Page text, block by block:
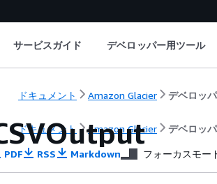
サービスガイド デベロッパー用ツール
ドキュメント Amazon Glacier デベロッ
ドキュメント Amazon Glacier デベロッ
PDF RSS Markdown フォーカスモー